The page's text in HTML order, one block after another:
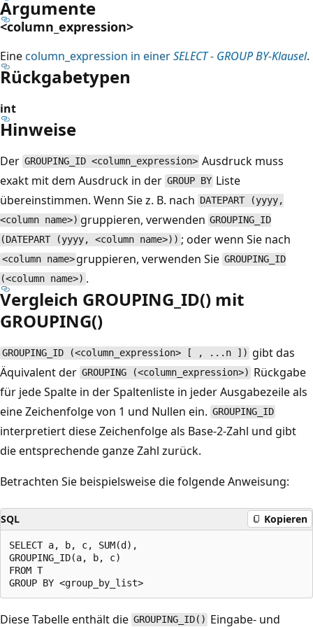
Argumente
<column_expression>
Einecolumn_expression in einerSELECT - GROUP BY-Klausel.
Rückgabetypen
int
Hinweise
Der GROUPING_ID <column_expression> Ausdruck muss
exakt mit dem Ausdruck in der GROUP BY Liste
übereinstimmen. Wenn Sie z. B. nach DATEPART (yyyy,
<column name>) gruppieren, verwenden GROUPING_ID
(DATEPART (yyyy, <column name>)) ; oder wenn Sie nach
<column name> gruppieren, verwenden Sie GROUPING_ID
(<column name>) .
Vergleich GROUPING_ID() mit
GROUPING()
GROUPING_ID (<column_expression> [ , ...n ]) gibt das
Äquivalent der GROUPING (<column_expression>) Rückgabe
für jede Spalte in der Spaltenliste in jeder Ausgabezeile als
eine Zeichenfolge von 1 und Nullen ein. GROUPING_ID
interpretiert diese Zeichenfolge als Base-2-Zahl und gibt
die entsprechende ganze Zahl zurück.
Betrachten Sie beispielsweise die folgende Anweisung:
SQL Kopieren
SELECT a, b, c, SUM(d),
GROUPING_ID(a, b, c)
FROM T
Diese Tabelle enthält die GROUPING_ID() Eingabe- und